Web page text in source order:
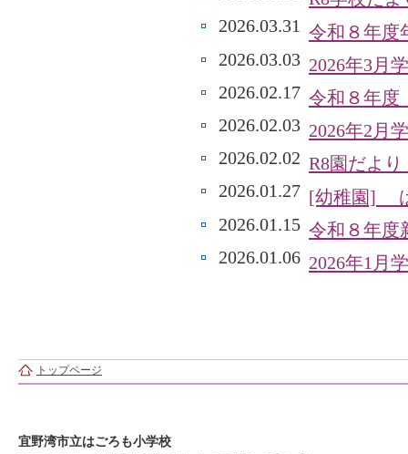
2026.03.31 令和８年度
2026.03.03 2026年3月
2026.02.17 令和８年
2026.02.03 2026年2月
2026.02.02 R8園だより
2026.01.27 [幼稚園]
2026.01.15 令和８年度
2026.01.06 2026年1月
トップページ
宜野湾市立はごろも小学校